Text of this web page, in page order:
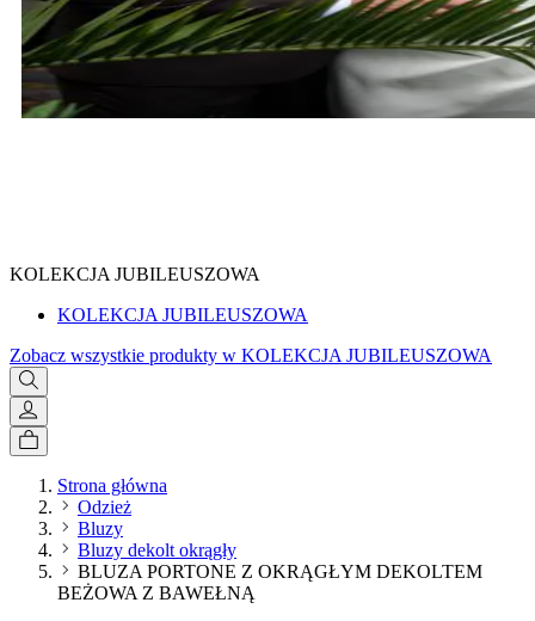
KOLEKCJA JUBILEUSZOWA
KOLEKCJA JUBILEUSZOWA
Zobacz wszystkie produkty w KOLEKCJA JUBILEUSZOWA
Strona główna
Odzież
Bluzy
Bluzy dekolt okrągły
BLUZA PORTONE Z OKRĄGŁYM DEKOLTEM
BEŻOWA Z BAWEŁNĄ